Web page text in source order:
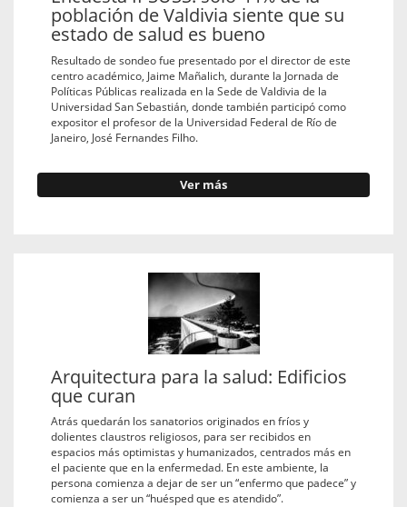
población de Valdivia siente que su
estado de salud es bueno
Resultado de sondeo fue presentado por el director de este
centro académico, Jaime Mañalich, durante la Jornada de
Políticas Públicas realizada en la Sede de Valdivia de la
Universidad San Sebastián, donde también participó como
expositor el profesor de la Universidad Federal de Río de
Janeiro, José Fernandes Filho.
Ver más
Arquitectura para la salud: Edificios
que curan
Atrás quedarán los sanatorios originados en fríos y
dolientes claustros religiosos, para ser recibidos en
espacios más optimistas y humanizados, centrados más en
el paciente que en la enfermedad. En este ambiente, la
persona comienza a dejar de ser un “enfermo que padece” y
comienza a ser un “huésped que es atendido”.